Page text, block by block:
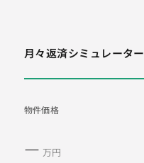
月々返済シミュレーター
物件価格
― 万円